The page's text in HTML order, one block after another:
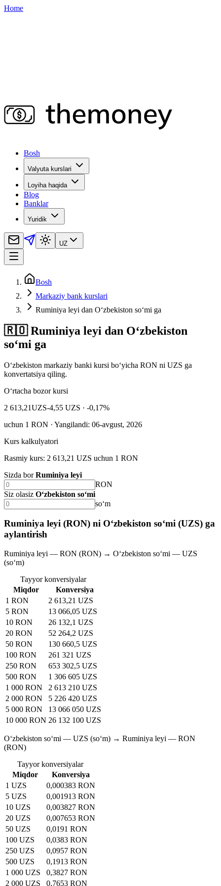
Home
Bosh
Valyuta kurslari
Loyiha haqida
Blog
Banklar
Yuridik
UZ
Bosh
Markaziy bank kurslari
Ruminiya leyi dan O‘zbekiston so‘mi ga
🇷🇴 Ruminiya leyi dan O‘zbekiston
so‘mi ga
Oʻzbekiston markaziy banki kursi bo‘yicha RON ni UZS ga
konvertatsiya qiling.
O‘rtacha bozor kursi
2 613,21UZS-4,55 UZS · -0,17%
uchun 1 RON · Yangilandi: 06-avgust, 2026
Kurs kalkulyatori
Rasmiy kurs: 2 613,21 UZS uchun 1 RON
Sizda bor Ruminiya leyi
RON
Siz olasiz O‘zbekiston so‘mi
soʻm
Ruminiya leyi (RON) ni O‘zbekiston so‘mi (UZS) ga
aylantirish
Ruminiya leyi — RON (RON) → O‘zbekiston so‘mi — UZS
(soʻm)
Tayyor konversiyalar
Miqdor
Konversiya
1 RON
2 613,21 UZS
5 RON
13 066,05 UZS
10 RON
26 132,1 UZS
20 RON
52 264,2 UZS
50 RON
130 660,5 UZS
100 RON
261 321 UZS
250 RON
653 302,5 UZS
500 RON
1 306 605 UZS
1 000 RON
2 613 210 UZS
2 000 RON
5 226 420 UZS
5 000 RON
13 066 050 UZS
10 000 RON 26 132 100 UZS
O‘zbekiston so‘mi — UZS (soʻm) → Ruminiya leyi — RON
(RON)
Tayyor konversiyalar
Miqdor
Konversiya
1 UZS
0,000383 RON
5 UZS
0,001913 RON
10 UZS
0,003827 RON
20 UZS
0,007653 RON
50 UZS
0,0191 RON
100 UZS
0,0383 RON
250 UZS
0,0957 RON
500 UZS
0,1913 RON
1 000 UZS
0,3827 RON
2 000 UZS
0,7653 RON